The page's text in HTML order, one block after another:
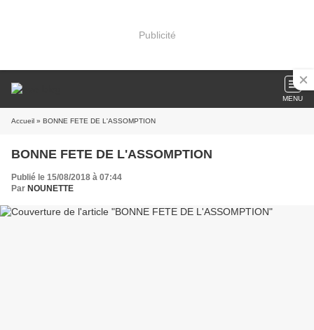
Publicité
MENU
Accueil » BONNE FETE DE L'ASSOMPTION
BONNE FETE DE L'ASSOMPTION
Publié le 15/08/2018 à 07:44
Par NOUNETTE